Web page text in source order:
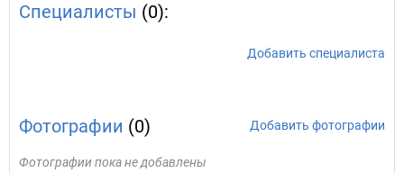
Специалисты (0):
Добавить специалиста
Фотографии (0) Добавить фотографии
Фотографии пока не добавлены